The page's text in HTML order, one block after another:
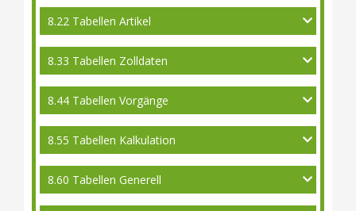
8.22 Tabellen Artikel
8.33 Tabellen Zolldaten
8.44 Tabellen Vorgänge
8.55 Tabellen Kalkulation
8.60 Tabellen Generell